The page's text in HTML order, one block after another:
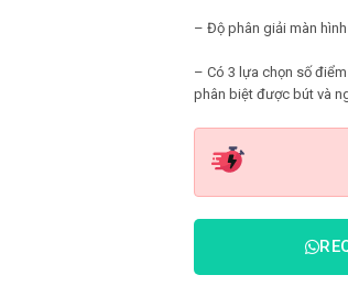
– Độ phân giải màn
– Có 3 lựa chọn số
phân biệt được bút và